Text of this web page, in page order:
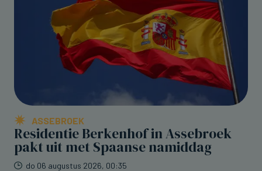
ASSEBROEK
Residentie Berkenhof in Assebroek
pakt uit met Spaanse namiddag
do 06 augustus 2026, 00:35